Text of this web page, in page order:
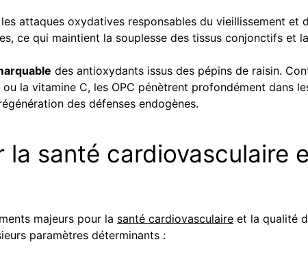
attaques oxydatives responsables du vieillissement et
ce qui maintient la souplesse des tissus conjonctifs et
des antioxydants issus des pépins de raisin.
la vitamine C, les OPC pénètrent profondément dans
des défenses endogènes.
santé cardiovasculaire
majeurs pour la santé cardiovasculaire et la qualité
paramètres déterminants :